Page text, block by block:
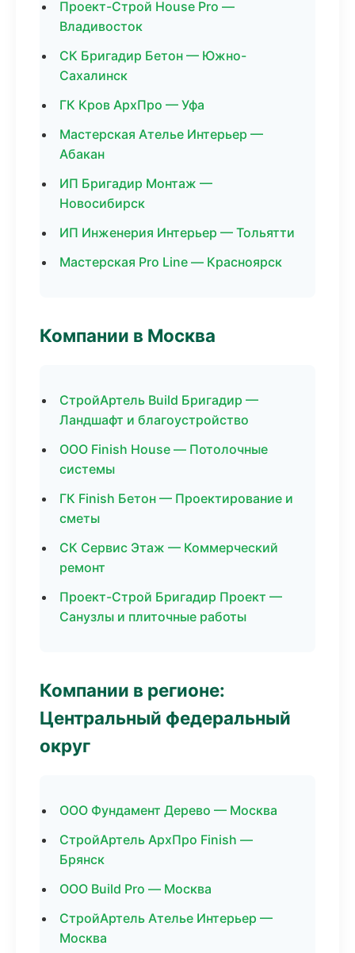
Проект-Строй House Pro —
Владивосток
СК Бригадир Бетон — Южно-
Сахалинск
ГК Кров АрхПро — Уфа
Мастерская Ателье Интерьер —
Абакан
ИП Бригадир Монтаж —
Новосибирск
ИП Инженерия Интерьер — Тольятти
Мастерская Pro Line — Красноярск
Компании в Москва
СтройАртель Build Бригадир —
Ландшафт и благоустройство
ООО Finish House — Потолочные
системы
ГК Finish Бетон — Проектирование и
сметы
СК Сервис Этаж — Коммерческий
ремонт
Проект-Строй Бригадир Проект —
Санузлы и плиточные работы
Компании в регионе:
Центральный федеральный
округ
ООО Фундамент Дерево — Москва
СтройАртель АрхПро Finish —
Брянск
ООО Build Pro — Москва
СтройАртель Ателье Интерьер —
Москва